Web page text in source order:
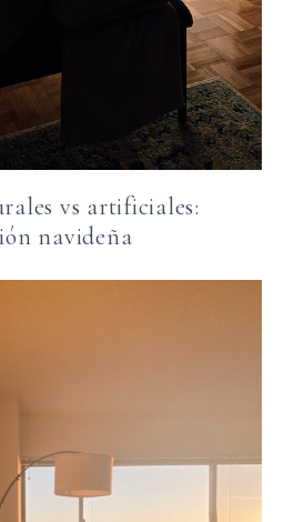
vs artificiales:
navideña